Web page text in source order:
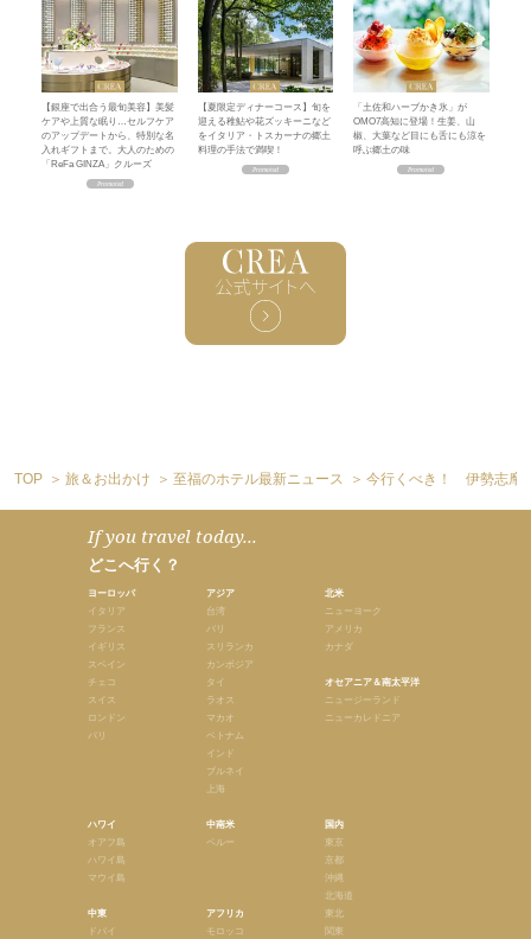
【銀座で出合う最旬美容】美髪
ケアや上質な眠り…セルフケア
のアップデートから、特別な名
入れギフトまで。大人のための
「ReFa GINZA」クルーズ
【夏限定ディナーコース】旬を
迎える稚鮎や花ズッキーニなど
をイタリア・トスカーナの郷土
料理の手法で満喫！
「土佐和ハーブかき氷」が
OMO7高知に登場！生姜、山
椒、大葉など目にも舌にも涼を
呼ぶ郷土の味
TOP 旅＆お出かけ 至福のホテル最新ニュース 今行くべき！ 伊勢志摩
If you travel today...
どこへ行く？
ヨーロッパ
イタリア
フランス
イギリス
スペイン
チェコ
スイス
ロンドン
パリ
ハワイ
オアフ島
ハワイ島
マウイ島
中東
ドバイ
アジア
台湾
バリ
スリランカ
カンボジア
タイ
ラオス
マカオ
ベトナム
インド
ブルネイ
上海
中南米
ペルー
アフリカ
モロッコ
北米
ニューヨーク
アメリカ
カナダ
オセアニア＆南太平洋
ニュージーランド
ニューカレドニア
国内
東京
京都
沖縄
北海道
東北
関東